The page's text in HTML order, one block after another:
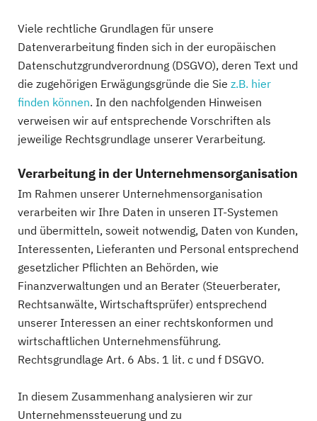
Viele rechtliche Grundlagen für unsere
Datenverarbeitung finden sich in der europäischen
Datenschutzgrundverordnung (DSGVO), deren Text und
die zugehörigen Erwägungsgründe die Sie z.B. hier
finden können. In den nachfolgenden Hinweisen
verweisen wir auf entsprechende Vorschriften als
jeweilige Rechtsgrundlage unserer Verarbeitung.
Verarbeitung in der Unternehmensorganisation
Im Rahmen unserer Unternehmensorganisation
verarbeiten wir Ihre Daten in unseren IT-Systemen
und übermitteln, soweit notwendig, Daten von Kunden,
Interessenten, Lieferanten und Personal entsprechend
gesetzlicher Pflichten an Behörden, wie
Finanzverwaltungen und an Berater (Steuerberater,
Rechtsanwälte, Wirtschaftsprüfer) entsprechend
unserer Interessen an einer rechtskonformen und
wirtschaftlichen Unternehmensführung.
Rechtsgrundlage Art. 6 Abs. 1 lit. c und f DSGVO.
In diesem Zusammenhang analysieren wir zur
Unternehmenssteuerung und zu